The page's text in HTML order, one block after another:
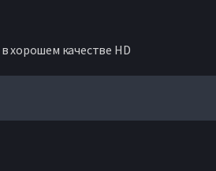
хорошем качестве HD